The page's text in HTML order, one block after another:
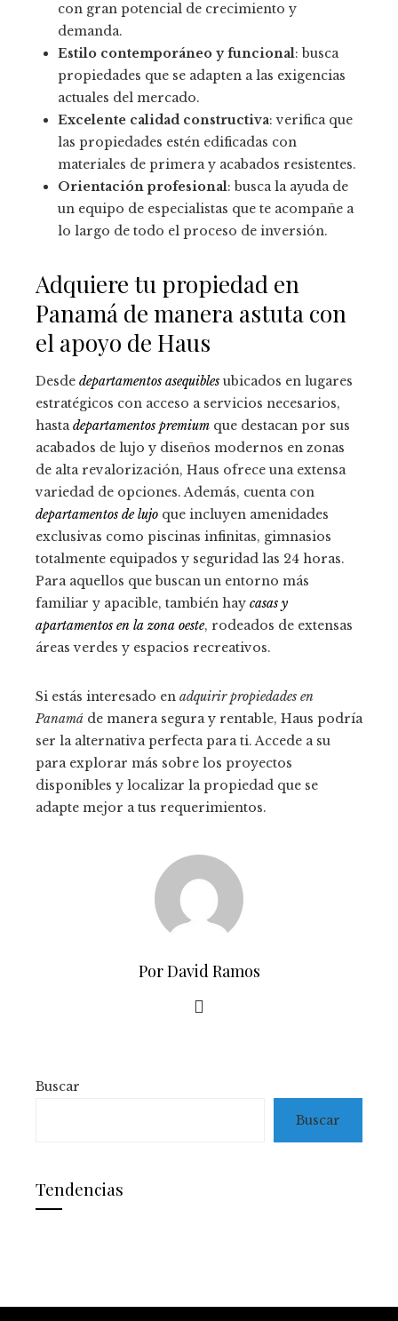
con gran potencial de crecimiento y
demanda.
Estilo contemporáneo y funcional: busca
propiedades que se adapten a las exigencias
actuales del mercado.
Excelente calidad constructiva: verifica que
las propiedades estén edificadas con
materiales de primera y acabados resistentes.
Orientación profesional: busca la ayuda de
un equipo de especialistas que te acompañe a
lo largo de todo el proceso de inversión.
Adquiere tu propiedad en
Panamá de manera astuta con
el apoyo de Haus
Desde departamentos asequibles ubicados en lugares
estratégicos con acceso a servicios necesarios,
hastadepartamentos premium que destacan por sus
acabados de lujo y diseños modernos en zonas
de alta revalorización, Haus ofrece una extensa
variedad de opciones. Además, cuenta con
departamentos de lujo que incluyen amenidades
exclusivas como piscinas infinitas, gimnasios
totalmente equipados y seguridad las 24 horas.
Para aquellos que buscan un entorno más
familiar y apacible, también hay casas y
apartamentos en la zona oeste, rodeados de extensas
áreas verdes y espacios recreativos.
Si estás interesado en adquirir propiedades en
Panamá de manera segura y rentable, Haus podría
ser la alternativa perfecta para ti. Accede a su
para explorar más sobre los proyectos
disponibles y localizar la propiedad que se
adapte mejor a tus requerimientos.
Por David Ramos
Buscar
Buscar
Tendencias